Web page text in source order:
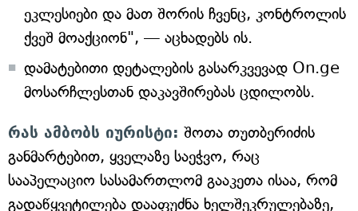
ეკლესიები და მათ შორის ჩვენც, კონტროლის
ქვეშ მოაქციონ", — აცხადებს ის.
დამატებითი დეტალების გასარკვევად On.ge
მოსარჩლესთან დაკავშირებას ცდილობს.
რას ამბობს იურისტი: შოთა თუთბერიძის
განმარტებით, ყველაზე საეჭვო, რაც
სააპელაციო სასამართლომ გააკეთა ისაა, რომ
გადაწყვეტილება დააფუძნა ხელშეკრულებაზე,